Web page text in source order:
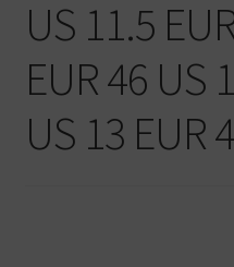
US 11.5
EUR 46 US
US 13 EUR